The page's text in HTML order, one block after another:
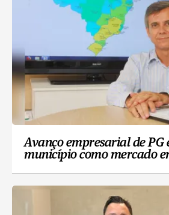
Avanço empresarial de PG
município como mercado